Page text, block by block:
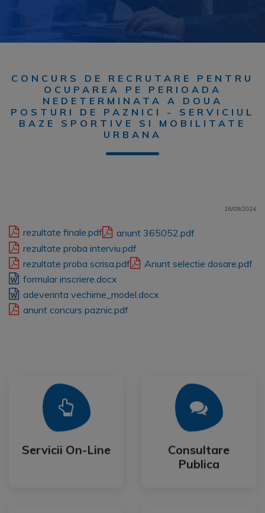
CONCURS DE RECRUTARE PENTRU
OCUPAREA PE PERIOADA
NEDETERMINATA A DOUA
POSTURI DE PAZNICI - SERVICIUL
BAZE SPORTIVE SI MOBILITATE
URBANA
16/09/2024
rezultate finale.pdf
anunt 365052.pdf
rezultate proba interviu.pdf
rezultate proba scrisa.pdf
Anunt selectie dosare.pdf
formular inscriere.docx
adeverinta vechime_model.docx
anunt concurs paznic.pdf
Servicii On-Line
Servicii On-Line
Mai Mult
Consultare
Publica
Consultare
Publica
Mai Mult